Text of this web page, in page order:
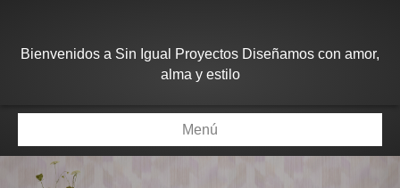
Bienvenidos a Sin Igual Proyectos Diseñamos con amor,
alma y estilo
Menú